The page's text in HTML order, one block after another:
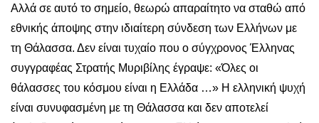
Αλλά σε αυτό το σημείο, θεωρώ απαραίτητο να σταθώ από
εθνικής άποψης στην ιδιαίτερη σύνδεση των Ελλήνων με
τη Θάλασσα. Δεν είναι τυχαίο που ο σύγχρονος Έλληνας
συγγραφέας Στρατής Μυριβίλης έγραψε: «Όλες οι
θάλασσες του κόσμου είναι η Ελλάδα …» Η ελληνική ψυχή
είναι συνυφασμένη με τη Θάλασσα και δεν αποτελεί